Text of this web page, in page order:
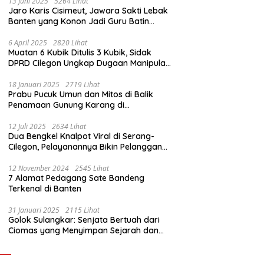
Jaro Karis Cisimeut, Jawara Sakti Lebak
Banten yang Konon Jadi Guru Batin
6 April 2025 2820 Lihat
Muatan 6 Kubik Ditulis 3 Kubik, Sidak
DPRD Cilegon Ungkap Dugaan Manipulasi
18 Januari 2025 2719 Lihat
Prabu Pucuk Umun dan Mitos di Balik
Penamaan Gunung Karang di
12 Juli 2025 2634 Lihat
Dua Bengkel Knalpot Viral di Serang-
Cilegon, Pelayanannya Bikin Pelanggan
12 November 2024 2545 Lihat
7 Alamat Pedagang Sate Bandeng
Terkenal di Banten
31 Januari 2025 2115 Lihat
Golok Sulangkar: Senjata Bertuah dari
Ciomas yang Menyimpan Sejarah dan